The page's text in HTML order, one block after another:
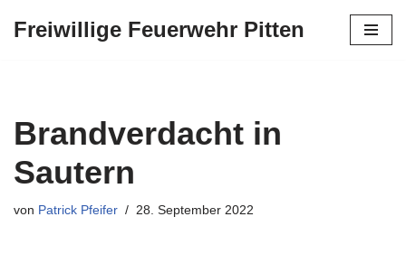
Freiwillige Feuerwehr Pitten
Brandverdacht in
Sautern
von Patrick Pfeifer 28. September 2022